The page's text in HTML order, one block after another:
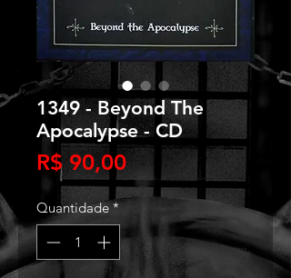
1349 - Beyond The
Apocalypse - CD
R$ 90,00Preço
Quantidade *